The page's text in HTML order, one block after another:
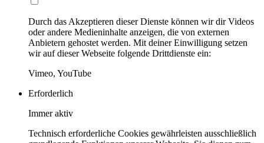
Durch das Akzeptieren dieser Dienste können wir dir Videos
oder andere Medieninhalte anzeigen, die von externen
Anbietern gehostet werden. Mit deiner Einwilligung setzen
wir auf dieser Webseite folgende Drittdienste ein:
Vimeo, YouTube
Erforderlich
Immer aktiv
Technisch erforderliche Cookies gewährleisten ausschließlich